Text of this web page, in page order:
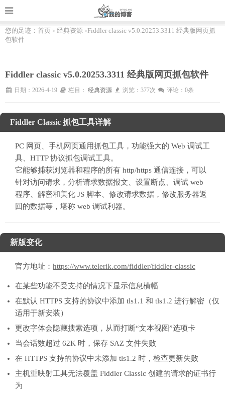
您的足迹： 首页 > 经典资源 >Fiddler classic v5.0.20253.3311 经典版网页抓
包软件
Fiddler classic v5.0.20253.3311 经典版网页抓包软件
日期：2026-4-19 栏目： 经典资源 浏览：377次 评论：0条
Fiddler Classic 抓包工具详解
PC 网页、手机网页通用抓包工具，功能强大的 Web 调试工
具、HTTP 协议抓包调试工具。
它能够捕获浏览器和程序的所有 http/https 通信连接，可以
针对访问请求，分析请求数据报文、设置断点、调试 web
程序、解密和美化 JS 脚本、修改请求数据，修改服务器返
回的数据等，堪称 web 调试利器。
新版变化
官方地址： https://www.telerik.com/fiddler/fiddler-classic
在某些功能不受支持的情况下显示信息横幅
在默认 HTTPS 支持的协议中添加 tls1.1 和 tls1.2 进行解密（仅
适用于新安装）
更改字体会隐藏搜索选项，从而打断“文本视图”选项卡
当会话数超过 62K 时，保存 SAZ 文件失败
在 HTTPS 支持的协议中未添加 tls1.2 时，检查更新失败
主机重映射工具无法覆盖 Fiddler Classic 创建的请求的证书行
为